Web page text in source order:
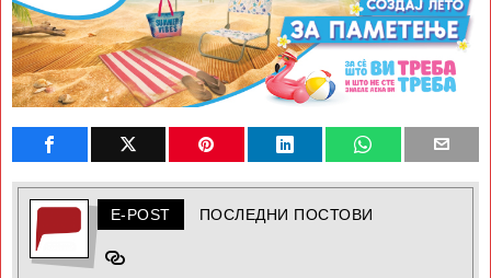
E-POST ПОСЛЕДНИ ПОСТОВИ